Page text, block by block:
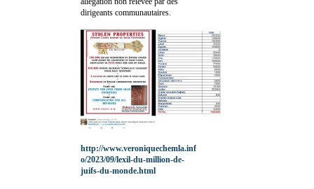
dirigeants communautaires.
http://www.veroniquechemla.inf
o/2023/09/lexil-du-million-de-
juifs-du-monde.html